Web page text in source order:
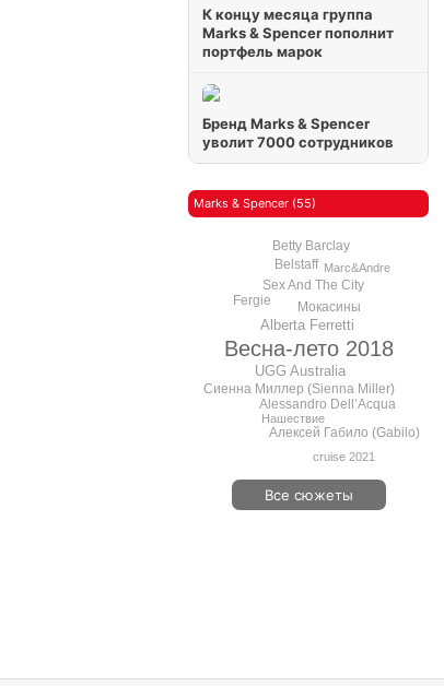
К концу месяца группа
Marks & Spencer пополнит
портфель марок
Бренд Marks & Spencer
уволит 7000 сотрудников
Marks & Spencer (55)
Весна-лето 2018
Alberta Ferretti
UGG Australia
Сиенна Миллер (Sienna Miller)
Мокасины
Sex And The City
Alessandro Dell’Acqua
Belstaff
Алексей Габило (Gabilo)
Betty Barclay
Fergie
Marc&Andre
cruise 2021
Нашествие
Все сюжеты